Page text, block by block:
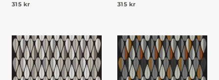
315 kr 315 kr